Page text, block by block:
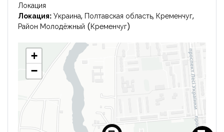
Локация
Локация: Украина, Полтавская область, Кременчуг,
Район Молодёжный (Кременчуг)
+
−